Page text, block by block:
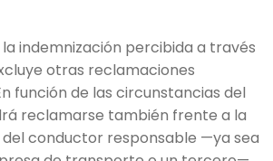
indemnización percibida a través
otras reclamaciones
función de las circunstancias del
reclamarse también frente a la
conductor responsable —ya sea